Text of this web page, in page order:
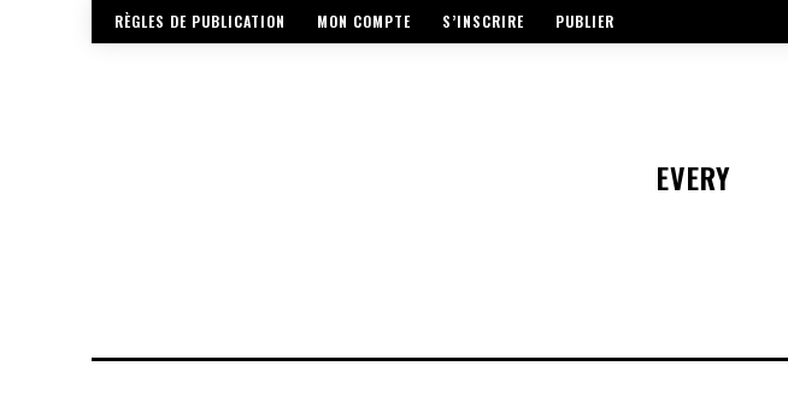
RÈGLES DE PUBLICATION MON COMPTE S’INSCRIRE PUBLIER
EVERY